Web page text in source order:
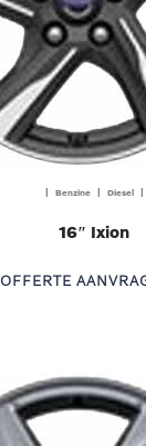
| Benzine | Diesel |
16″ Ixion
OFFERTE